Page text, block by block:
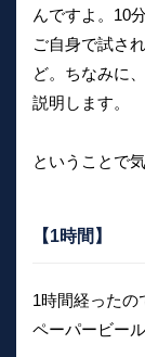
んですよ。10
ご自身で試さ
ど。ちなみに
説明します。
ということで
【1時間】
1時間経ったの
ペーパービー